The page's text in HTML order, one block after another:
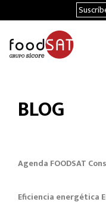
BLOG
Agenda FOODSAT
Eficiencia energética